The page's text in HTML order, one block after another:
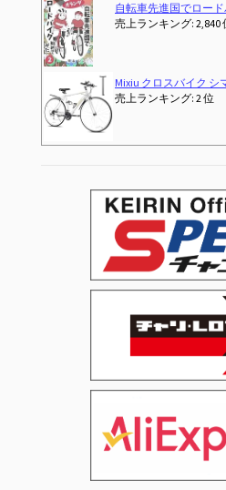
(2025-05-21T10:13:06.071-00:00)
J-TANXJ 自転車 ロードバイク 700C 6段変速 26インチ 軽量 高炭素
売上ランキング: 4
栗村修のロードバ
売上ランキング: